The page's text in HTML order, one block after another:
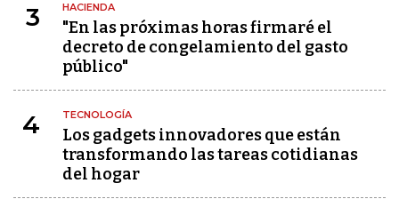
3 HACIENDA
"En las próximas horas firmaré el
decreto de congelamiento del gasto
público"
4 TECNOLOGÍA
Los gadgets innovadores que están
transformando las tareas cotidianas
del hogar